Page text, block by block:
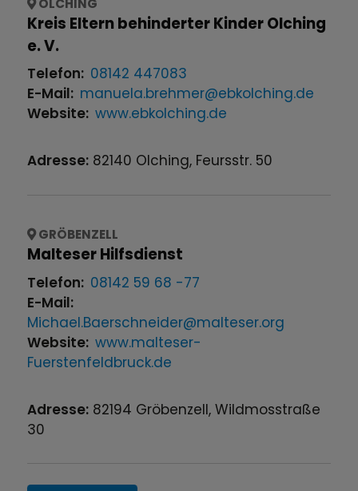
Kreis Eltern behinderter Kinder Olching
e. V.
Telefon: 08142 447083
E-Mail: manuela.brehmer@ebkolching.de
Website: www.ebkolching.de
Adresse: 82140 Olching, Feursstr. 50
GRÖBENZELL
Malteser Hilfsdienst
Telefon: 08142 59 68 -77
E-Mail:
Michael.Baerschneider@malteser.org
Website: www.malteser-
Fuerstenfeldbruck.de
Adresse: 82194 Gröbenzell, Wildmosstraße
30